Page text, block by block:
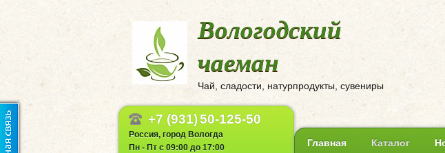
Вологодский
чаеман
Чай, сладости, натурпродукты, сувениры
+7 (931)50-125-50
Россия, город Вологда
Пн - Пт с 09:00 до 17:00
Главная Каталог